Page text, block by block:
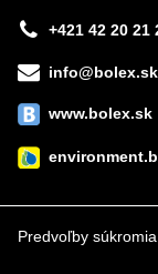
+421 42 20 21
info@bolex.sk
www.bolex.sk
Predvoľby súkromia